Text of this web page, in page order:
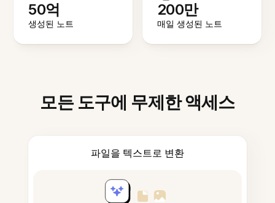
50억
생성된 노트
200만
매일 생성된 노트
모든 도구에 무제한 액세스
파일을 텍스트로 변환